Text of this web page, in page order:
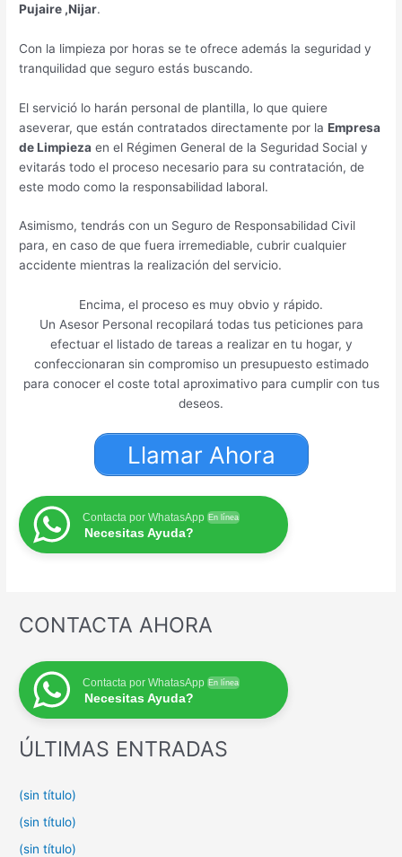
Pujaire ,Nijar.
Con la limpieza por horas se te ofrece además la seguridad y
tranquilidad que seguro estás buscando.
El servició lo harán personal de plantilla, lo que quiere
aseverar, que están contratados directamente por laEmpresa
de Limpieza en el Régimen General de la Seguridad Social y
evitarás todo el proceso necesario para su contratación, de
este modo como la responsabilidad laboral.
Asimismo, tendrás con un Seguro de Responsabilidad Civil
para, en caso de que fuera irremediable, cubrir cualquier
accidente mientras la realización del servicio.
Encima, el proceso es muy obvio y rápido.
Un Asesor Personal recopilará todas tus peticiones para
efectuar el listado de tareas a realizar en tu hogar, y
confeccionaran sin compromiso un presupuesto estimado
para conocer el coste total aproximativo para cumplir con tus
deseos.
Llamar Ahora
Contacta por WhatasApp En línea
Necesitas Ayuda?
CONTACTA AHORA
Contacta por WhatasApp En línea
Necesitas Ayuda?
ÚLTIMAS ENTRADAS
(sin título)
(sin título)
(sin título)